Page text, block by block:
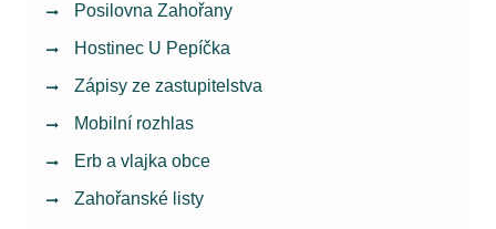
Posilovna Zahořany
Hostinec U Pepíčka
Zápisy ze zastupitelstva
Mobilní rozhlas
Erb a vlajka obce
Zahořanské listy